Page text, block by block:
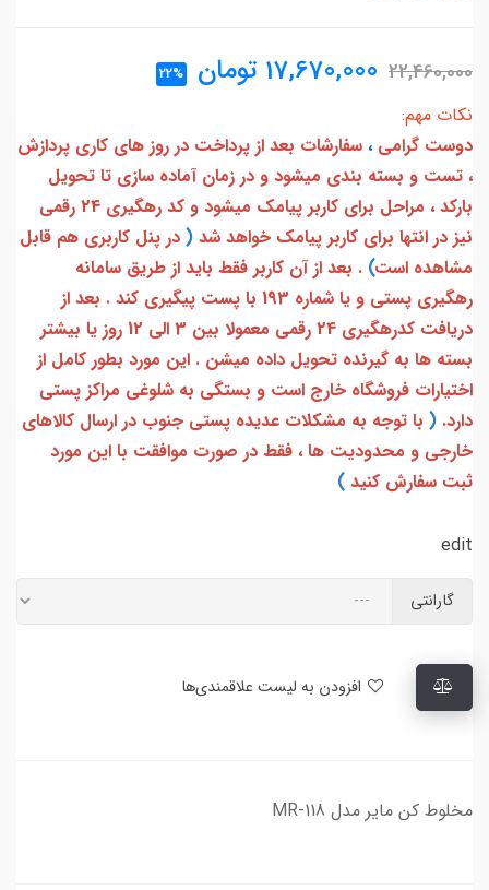
22,460,000
17,670,000 تومان 22%
نکات مهم:
دوست گرامی ، سفارشات بعد از پرداخت در روز های کاری پردازش
، تست و بسته بندی میشود و در زمان آماده سازی تا تحویل
بارکد ، مراحل برای کاربر پیامک میشود و کد رهگیری 24 رقمی
نیز در انتها برای کاربر پیامک خواهد شد ( در پنل کاربری هم قابل
مشاهده است) . بعد از آن کاربر فقط باید از طریق سامانه
رهگیری پستی و یا شماره 193 با پست پیگیری کند . بعد از
دریافت کدرهگیری 24 رقمی معمولا بین 3 الی 12 روز یا بیشتر
بسته ها به گیرنده تحویل داده میشن . این مورد بطور کامل از
اختیارات فروشگاه خارج است و بستگی به شلوغی مراکز پستی
دارد. ( با توجه به مشکلات عدیده پستی جنوب در ارسال کالاهای
خارجی و محدودیت ها ، فقط در صورت موافقت با این مورد
ثبت سفارش کنید )
edit
گارانتی
مخلوط کن مایر مدل MR-118